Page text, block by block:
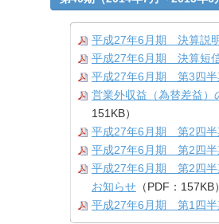
平成27年6月期 決算説
平成27年6月期 決算短
平成27年6月期 第3四半
営業外収益（為替差益
151KB）
平成27年6月期 第2四半
平成27年6月期 第2四半
平成27年6月期 第2四半
お知らせ （PDF：157KB）
平成27年6月期 第1四半